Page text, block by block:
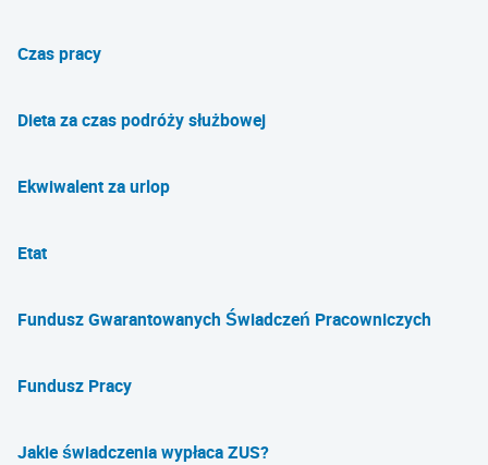
Czas pracy
Dieta za czas podróży służbowej
Ekwiwalent za urlop
Etat
Fundusz Gwarantowanych Świadczeń Pracowniczych
Fundusz Pracy
Jakie świadczenia wypłaca ZUS?